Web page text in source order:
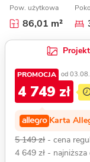
Pow. użytkowa
86,01 m²
Projekt
PROMOCJA od
4 749 zł
Karta
5 149 zł - cena
4 649 zł -